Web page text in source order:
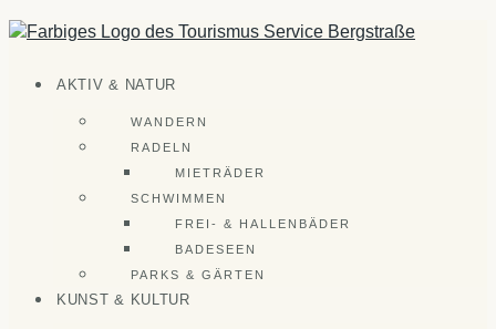
Zum
Inhalt
AKTIV & NATUR
WANDERN
RADELN
MIETRÄDER
SCHWIMMEN
FREI- & HALLENBÄDER
BADESEEN
PARKS & GÄRTEN
KUNST & KULTUR